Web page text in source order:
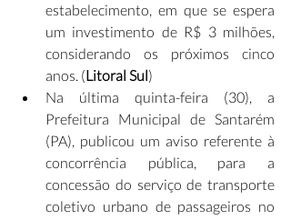
estabelecimento, em que se espera
um investimento de R$ 3 milhões,
considerando os próximos cinco
anos. (Litoral Sul)
Na última quinta-feira (30), a
Prefeitura Municipal de Santarém
(PA), publicou um aviso referente à
concorrência pública, para a
concessão do serviço de transporte
coletivo urbano de passageiros no